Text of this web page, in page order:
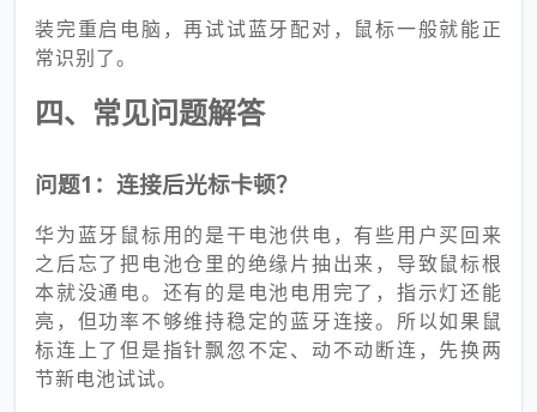
装完重启电脑，再试试蓝牙配对，鼠标一般就能正
常识别了。
四、常见问题解答
问题1：连接后光标卡顿？
华为蓝牙鼠标用的是干电池供电，有些用户买回来
之后忘了把电池仓里的绝缘片抽出来，导致鼠标根
本就没通电。还有的是电池电用完了，指示灯还能
亮，但功率不够维持稳定的蓝牙连接。所以如果鼠
标连上了但是指针飘忽不定、动不动断连，先换两
节新电池试试。